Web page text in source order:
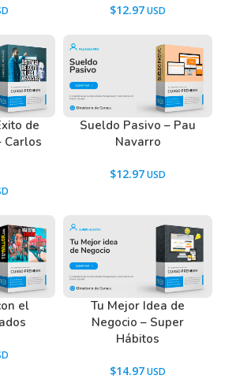
de todas las preguntas que
usuarios antes de comprar y
WordPress.
Frecuentes, o también puedes
el Chat.
$12.97
de
Carlos
Sueldo Pasivo – Pau
Navarro
$12.97
el
Tu Mejor Idea de
Negocio – Super
Hábitos
$14.97